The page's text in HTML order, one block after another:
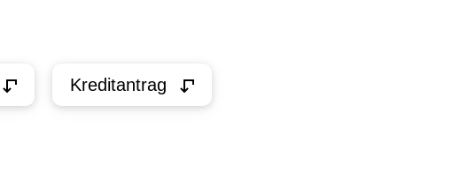
Kreditantrag